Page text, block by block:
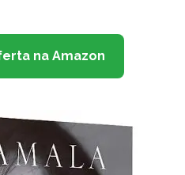
na Amazon